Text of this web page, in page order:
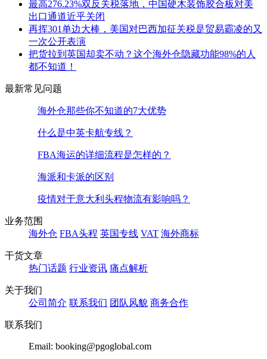
最高276.23%双反关税落地，中国硬木装饰胶合板对美
出口通道近乎关闭
再挥301单边大棒，美国对巴西加征关税是贸易霸凌的又
一次公开表演
把货拉到英国却卖不动？这个海外仓隐藏功能98%的人
都不知道！
最新常见问题
海外仓那些你不知道的7大优势
什么是中英卡航专线？
FBA海运的详细流程是怎样的？
海派和卡派的区别
疫情对于意大利头程物流有影响吗？
业务范围
海外仓 FBA头程 英国专线 VAT 海外商标
干货文章
热门话题 行业资讯 痛点解析
关于我们
公司简介 联系我们 团队风貌 商务合作
联系我们
Email: booking@pgoglobal.com